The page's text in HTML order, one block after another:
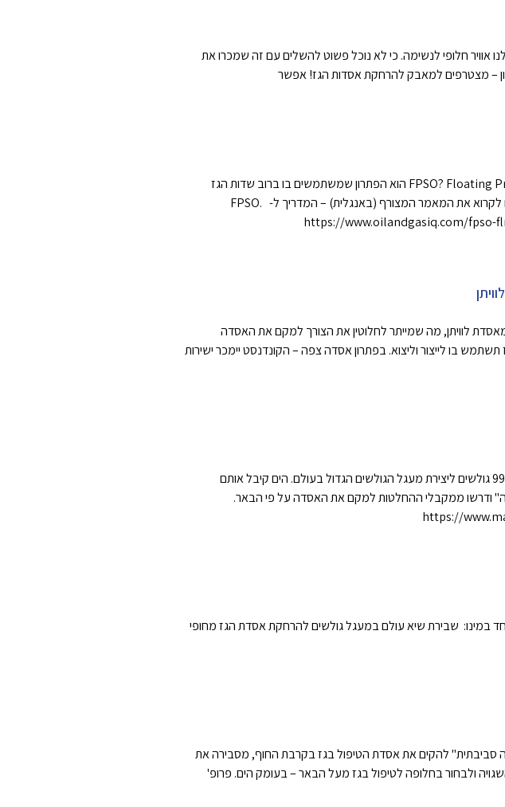
אוויר חלופי לנשימה. כי לא נוכל פשוט להשלים עם זה שמכרו את
– מצטרפים למאבק להרחקת אסדות הגז! אפשר
אז מה זה אסדה צפה על פי הבאר – או בשמה: FPSO? Floating Production Storage & Offloading הוא הפתרון שמשתמשים בו ברוב שדות הגז
והנפט הימיים בעולם, החל מ- 2010, וזהו הפתרון הנכון בעיננו לאסדת ליוויתן. מוזמנים לקרוא את המאמר המצורף (באנגלית) – המדריך ל- FPSO.
https://www.oilandgasiq.com/
לוויתן, מה שמייתר לחלוטין את הצורך למקם את האסדה
בו לייצור וליצוא. בפתרון אסדה צפה – הקונדנסט יימכר ישירות
כחלק מהמחאה נגד ההחלטה למקם אסדת גז מזהמת בקרבת חוף דור, חברו מעל 990 גולשים ליצירת מעגל הגולשים הגדול בעולם. הים קיבל אותם
ודרשו ממקבלי ההחלטות למקם את האסדה על פי הבאר.
https://
במינו: שבירת שיא עולם במעגל גולשים להרחקת אסדת הגז מחופי
סביבתית" להקים את אסדת הטיפול בגז בקרבת החוף, מסבירה את
ולבחור בחלופה לטיפול בגז מעל הבאר – בעומק הים. פרופ'